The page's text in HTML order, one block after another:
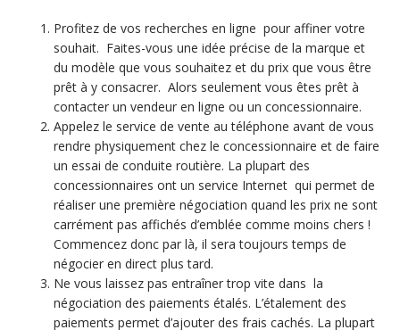
Profitez de vos recherches en ligne pour affiner votre
souhait. Faites-vous une idée précise de la marque et
du modèle que vous souhaitez et du prix que vous être
prêt à y consacrer. Alors seulement vous êtes prêt à
contacter un vendeur en ligne ou un concessionnaire.
Appelez le service de vente au téléphone avant de vous
rendre physiquement chez le concessionnaire et de faire
un essai de conduite routière. La plupart des
concessionnaires ont un service Internet qui permet de
réaliser une première négociation quand les prix ne sont
carrément pas affichés d’emblée comme moins chers !
Commencez donc par là, il sera toujours temps de
négocier en direct plus tard.
Ne vous laissez pas entraîner trop vite dans la
négociation des paiements étalés. L’étalement des
paiements permet d’ajouter des frais cachés. La plupart